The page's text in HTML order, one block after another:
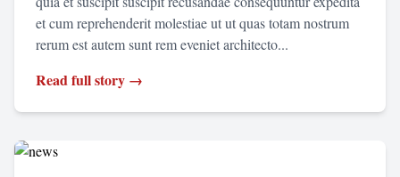
et cum reprehenderit molestiae ut ut quas totam nostrum
rerum est autem sunt rem eveniet architecto...
Read full story →